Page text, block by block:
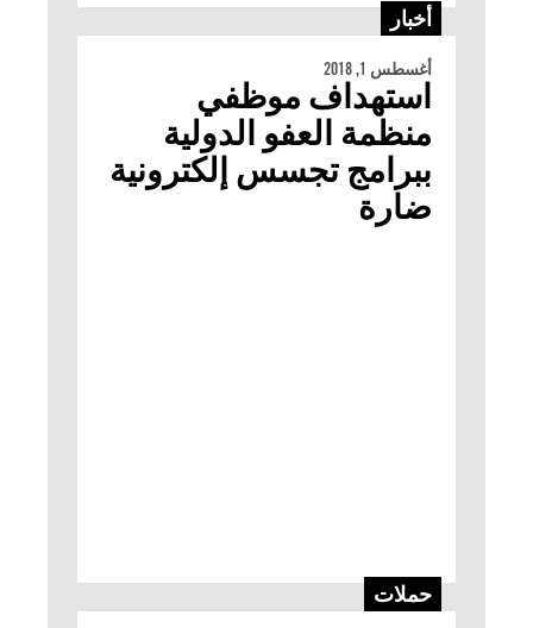
أخبار
أغسطس 1, 2018
استهداف موظفي
منظمة العفو الدولية
ببرامج تجسس إلكترونية
ضارة
حملات